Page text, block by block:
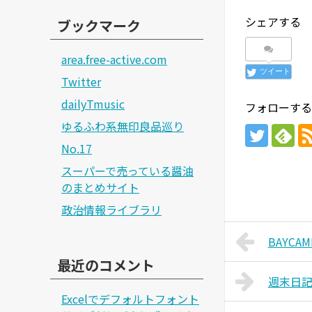
シェアする
ツイート
フォローする
週末日
ブックマーク
area.free-active.com
Twitter
dailyTmusic
ゆるふわ系無印良品巡り
No.17
スーパーで売っている醤油
のまとめサイト
政治情報ライブラリ
最近のコメント
Excelでデフォルトフォント